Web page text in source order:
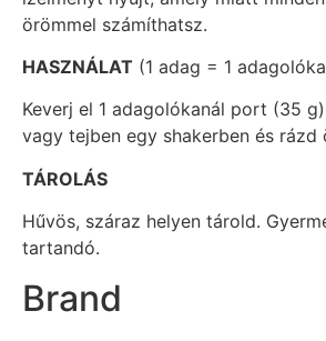
örömmel számíthatsz.
HASZNÁLAT (1 adag = 1
Keverj el 1 adagolókanál port (35
vagy tejben egy shakerben és rázd
TÁROLÁS
Hűvös, száraz helyen tárold.
tartandó.
Brand